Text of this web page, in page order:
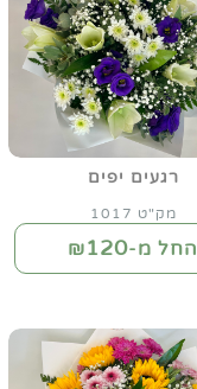
רגעים יפים
מק"ט 1017
החל מ-₪120